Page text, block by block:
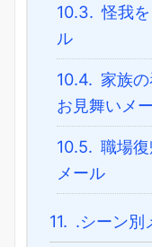
10.3. 怪我
ル
10.4. 家族
お見舞いメ
10.5. 職場
メール
11. .シーン別